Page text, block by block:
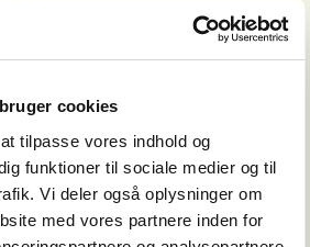
cookies
tilpasse vores indhold og
funktioner til sociale medier og til
Vi deler også oplysninger om
med vores partnere inden for
Hadbjerg/Voldum/Laurbjerg)